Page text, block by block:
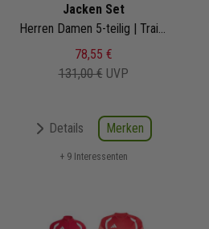
Jacken Set
Herren Damen 5-teilig | Trainingsjacke Trainingshose Trikot Shorts Sockenstutzen | Fußball Komplettset
78,55 €
131,00 € UVP
Details Merken
+ 9 Interessenten